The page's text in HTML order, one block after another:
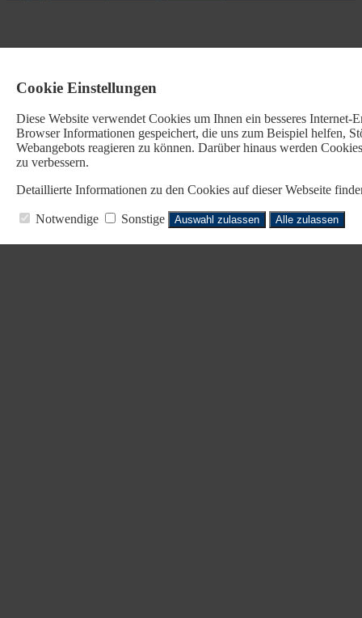
Cookie Einstellungen
Diese Website verwendet Cookies um Ihnen ein besseres
Browser Informationen gespeichert, die uns zum Beispiel helfen,
Webangebots reagieren zu können. Darüber hinaus werden
zu verbessern.
Detaillierte Informationen zu den Cookies auf dieser Webseite
Notwendige Sonstige Auswahl zulassen Alle zulassen